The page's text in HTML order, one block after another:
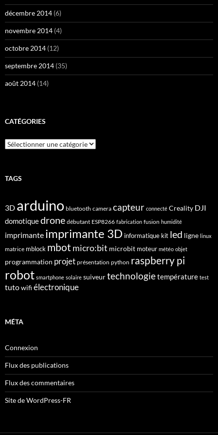
décembre 2014 (6)
novembre 2014 (4)
octobre 2014 (12)
septembre 2014 (35)
août 2014 (14)
CATÉGORIES
Catégories
TAGS
3D arduino bluetooth camera capteur connecté Creality DJI
domotiquedrone débutant ESP8266 fabrication fusion humidité
imprimante imprimante 3D informatique kit led ligne linux
matrice mblock mbot micro:bit microbit moteur météo objet
programmation projet présentation python raspberry pi
robot smartphone solaire suiveurtechnologietempérature test
tutowifi électronique
MÉTA
Connexion
Flux des publications
Flux des commentaires
Site de WordPress-FR